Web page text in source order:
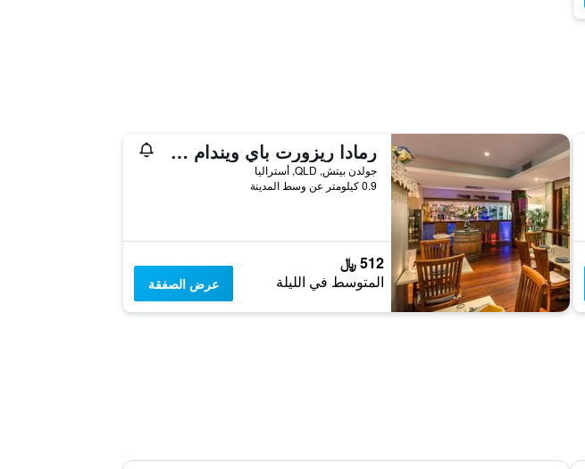
رمادا ريزورت باي ويندام جولدن بيتش
جولدن بيتش, QLD, أستراليا
0.9 كيلومتر عن وسط المدينة
512 ﷼
المتوسط في الليلة عرض الصفقة